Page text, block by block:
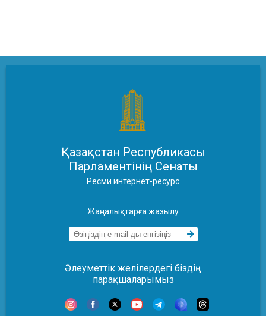
Қазақстан Республикасы
Парламентінің Сенаты
Ресми интернет-ресурс
Жаңалықтарға жазылу
Әлеуметтік желілердегі біздің
парақшаларымыз